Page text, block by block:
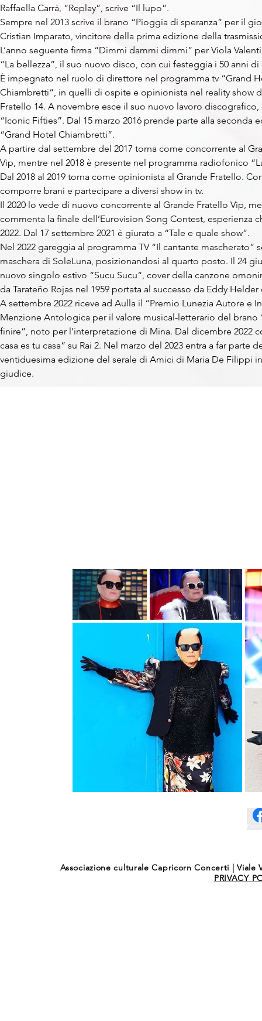
Raffaella Carrà, “Replay”, scrive “Il lupo”.
Sempre nel 2013 scrive il brano “Pioggia di speranza” per il
Cristian Imparato, vincitore della prima edizione della
L’anno seguente firma “Dimmi dammi dimmi” per Viola
“La bellezza”, il suo nuovo disco, con cui festeggia i 50 anni di
È impegnato nel ruolo di direttore nel programma tv “Grand
Chiambretti“, in quelli di ospite e opinionista nel reality show
Fratello 14. A novembre esce il suo nuovo lavoro
“Iconic Fifties”. Dal 15 marzo 2016 prende parte alla seconda
“Grand Hotel Chiambretti”.
A partire dal settembre del 2017 torna come concorrente al
Vip, mentre nel 2018 è presente nel programma radiofonico
Dal 2018 al 2019 torna come opinionista al Grande Fratello.
comporre brani e partecipare a diversi show in tv.
Il 2020 lo vede di nuovo concorrente al Grande Fratello Vip,
commenta la finale dell’Eurovision Song Contest, esperienza
2022. Dal 17 settembre 2021 è giurato a “Tale e quale show”.
Nel 2022 gareggia al programma TV “Il cantante mascherato”
maschera di SoleLuna, posizionandosi al quarto posto. Il 24
nuovo singolo estivo “Sucu Sucu“, cover della canzone
da Tarateño Rojas nel 1959 portata al successo da Eddy
A settembre 2022 riceve ad Aulla il “Premio Lunezia Autore e
Menzione Antologica per il valore musical-letterario del brano
finire”, noto per l’interpretazione di Mina. Dal dicembre 2022
casa es tu casa” su Rai 2. Nel marzo del 2023 entra a far parte
ventiduesima edizione del serale di Amici di Maria De Filippi
giudice.
Associazione culturale Capricorn Concerti | Viale
PRIVACY